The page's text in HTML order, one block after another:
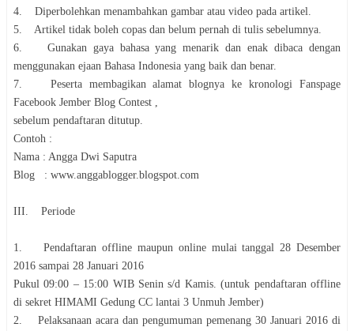
4. Diperbolehkan menambahkan gambar atau video pada artikel.
5. Artikel tidak boleh copas dan belum pernah di tulis sebelumnya.
6. Gunakan gaya bahasa yang menarik dan enak dibaca dengan
menggunakan ejaan Bahasa Indonesia yang baik dan benar.
7. Peserta membagikan alamat blognya ke kronologi Fanspage
Facebook Jember Blog Contest ,
sebelum pendaftaran ditutup.
Contoh :
Nama : Angga Dwi Saputra
Blog : www.anggablogger.blogspot.com
III. Periode
1. Pendaftaran offline maupun online mulai tanggal 28 Desember
2016 sampai 28 Januari 2016
Pukul 09:00 – 15:00 WIB Senin s/d Kamis. (untuk pendaftaran offline
di sekret HIMAMI Gedung CC lantai 3 Unmuh Jember)
2. Pelaksanaan acara dan pengumuman pemenang 30 Januari 2016 di